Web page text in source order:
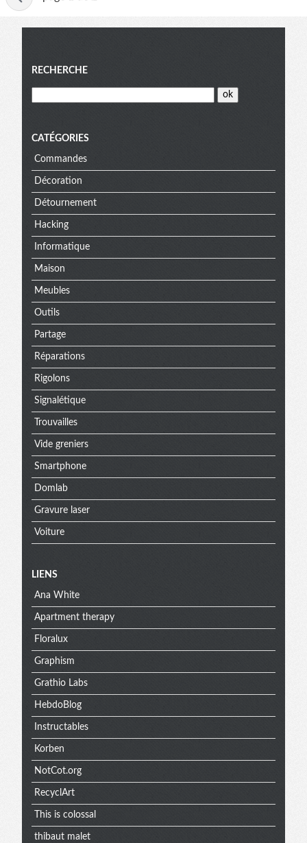
Menu
RECHERCHE
CATÉGORIES
Commandes
Décoration
Détournement
Hacking
Informatique
Maison
Meubles
Outils
Partage
Réparations
Rigolons
Signalétique
Trouvailles
Vide greniers
Smartphone
Domlab
Gravure laser
Voiture
Menu
extra
LIENS
Ana White
Apartment therapy
Floralux
Graphism
Grathio Labs
HebdoBlog
Instructables
Korben
NotCot.org
RecyclArt
This is colossal
thibaut malet